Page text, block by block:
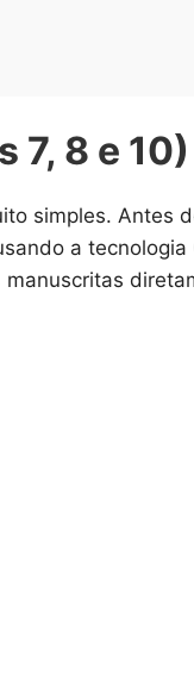
7, 8 e 10)
simples. Antes
a tecnologia